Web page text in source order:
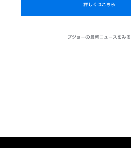
詳しくはこちら
プジョーの最新ニュースをみる